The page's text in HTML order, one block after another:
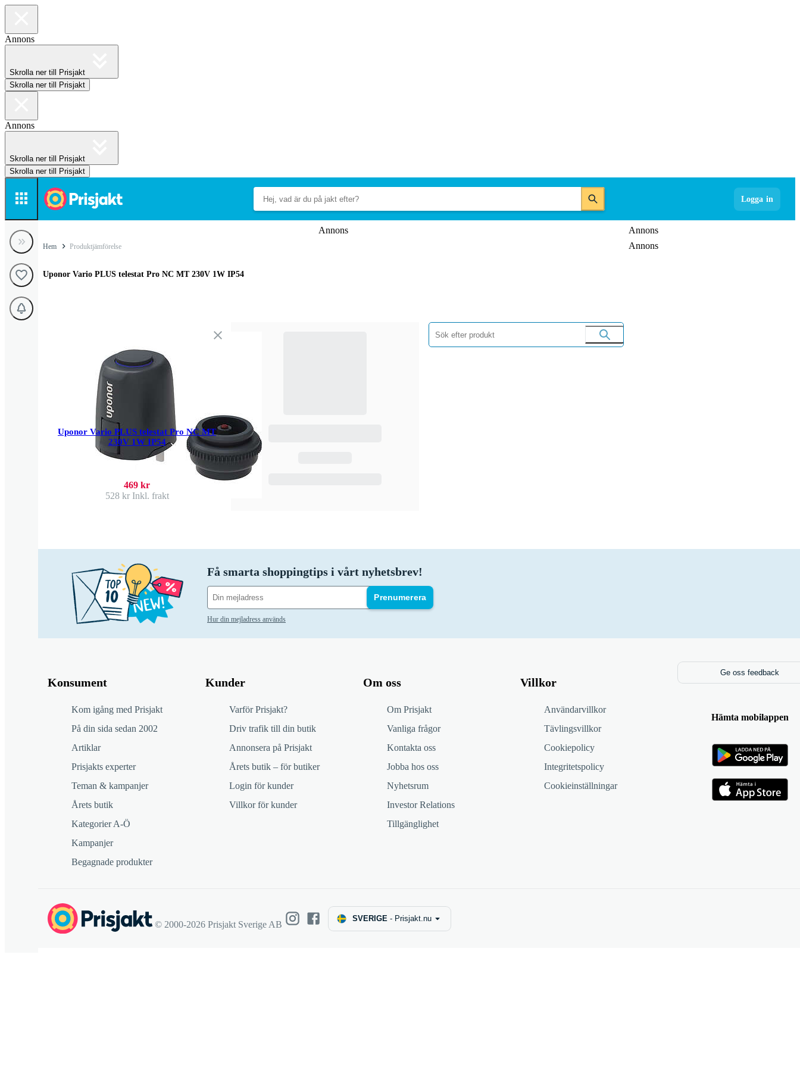
Annons
Skrolla ner till Prisjakt
Skrolla ner till Prisjakt
Annons
Skrolla ner till Prisjakt
Skrolla ner till Prisjakt
Logga in
Annons
Annons
Annons
Hem Produktjämförelse
Uponor Vario PLUS telestat Pro NC MT 230V 1W IP54
Uponor Vario PLUS telestat Pro NC MT
230V 1W IP54
469 kr
528 krInkl. frakt
Få smarta shoppingtips i vårt nyhetsbrev!
Prenumerera
Hur din mejladress används
Konsument
Kom igång med Prisjakt
På din sida sedan 2002
Artiklar
Prisjakts experter
Teman & kampanjer
Årets butik
Kategorier A-Ö
Kampanjer
Begagnade produkter
Kunder
Varför Prisjakt?
Driv trafik till din butik
Annonsera på Prisjakt
Årets butik – för butiker
Login för kunder
Villkor för kunder
Om oss
Om Prisjakt
Vanliga frågor
Kontakta oss
Jobba hos oss
Nyhetsrum
Investor Relations
Tillgänglighet
Villkor
Användarvillkor
Tävlingsvillkor
Cookiepolicy
Integritetspolicy
Cookieinställningar
Ge oss feedback
Hämta mobilappen
© 2000-2026 Prisjakt Sverige AB
SVERIGE - Prisjakt.nu